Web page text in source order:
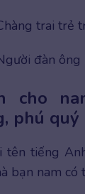
trai trẻ
đàn
cho
phú quý
tên tiếng
bạn nam có